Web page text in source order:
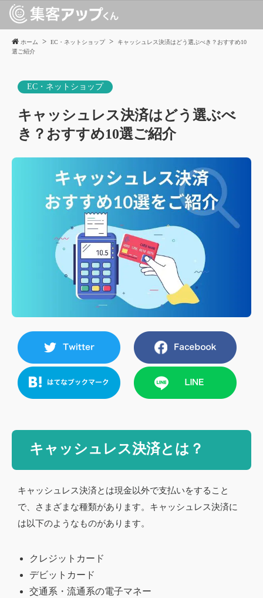
ホーム EC・ネットショップ
キャッシュレス決済はどう選ぶべき？おすすめ10
選ご紹介
EC・ネットショップ
キャッシュレス決済はどう選ぶべ
き？おすすめ10選ご紹介
キャッシュレス決済とは？
キャッシュレス決済とは現金以外で支払いをすること
で、さまざまな種類があります。キャッシュレス決済に
は以下のようなものがあります。
クレジットカード
デビットカード
交通系・流通系の電子マネー